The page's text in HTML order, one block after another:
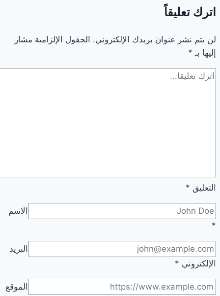
اترك تعليقاً
لن يتم نشر عنوان بريدك الإلكتروني. الحقول الإلزامية مشار
إليها بـ *
التعليق *
الاسم
*
البريد
الإلكتروني *
الموقع